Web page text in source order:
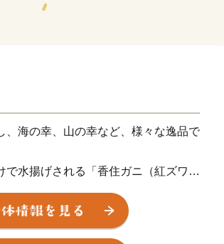
、海の幸、山の幸など、様々な逸品で
で水揚げされる「香住ガニ（紅ズワイ
松葉がに」や、全国のブランド牛の素
、四季を通してＡ級食材を楽しむこと